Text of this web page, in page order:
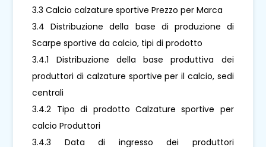
3.3 Calcio calzature sportive Prezzo per Marca
3.4 Distribuzione della base di produzione di
Scarpe sportive da calcio, tipi di prodotto
3.4.1 Distribuzione della base produttiva dei
produttori di calzature sportive per il calcio, sedi
centrali
3.4.2 Tipo di prodotto Calzature sportive per
calcio Produttori
3.4.3 Data di ingresso dei produttori